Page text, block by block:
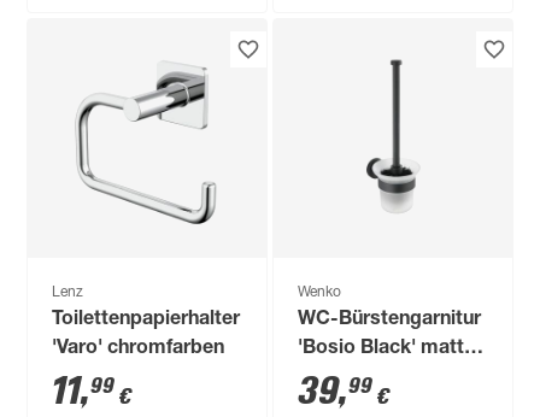
Lenz
Toilettenpapierhalter
'Varo' chromfarben
11,99 €
Wenko
WC-Bürstengarnitur
'Bosio Black' matt,
mit Wandhalterung
39,99 €